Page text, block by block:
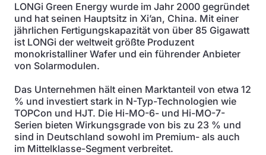
LONGi Green Energy wurde im Jahr 2000 gegründet
und hat seinen Hauptsitz in Xi’an, China. Mit einer
jährlichen Fertigungskapazität von über 85 Gigawatt
ist LONGi der weltweit größte Produzent
monokristalliner Wafer und ein führender Anbieter
von Solarmodulen.
Das Unternehmen hält einen Marktanteil von etwa 12
% und investiert stark in N-Typ-Technologien wie
TOPCon und HJT. Die Hi-MO-6- und Hi-MO-7-
Serien bieten Wirkungsgrade von bis zu 23 % und
sind in Deutschland sowohl im Premium- als auch
im Mittelklasse-Segment verbreitet.